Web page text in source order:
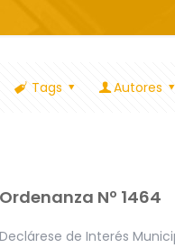
Tags Autores
Ordenanza Nº 1464
Declárese de Interés